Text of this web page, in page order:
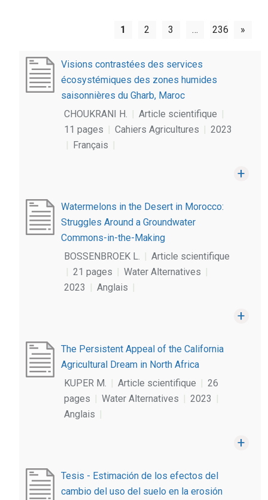
1 2 3 … 236 »
Visions contrastées des services
écosystémiques des zones humides
saisonnières du Gharb, Maroc
CHOUKRANI H.
| Article scientifique |
11 pages | Cahiers Agricultures | 2023
| Français |
Watermelons in the Desert in Morocco:
Struggles Around a Groundwater
Commons-in-the-Making
BOSSENBROEK L.
| Article scientifique
| 21 pages | Water Alternatives |
2023 | Anglais |
The Persistent Appeal of the California
Agricultural Dream in North Africa
KUPER M.
| Article scientifique | 26
pages | Water Alternatives | 2023 |
Anglais |
Tesis - Estimación de los efectos del
cambio del uso del suelo en la erosión